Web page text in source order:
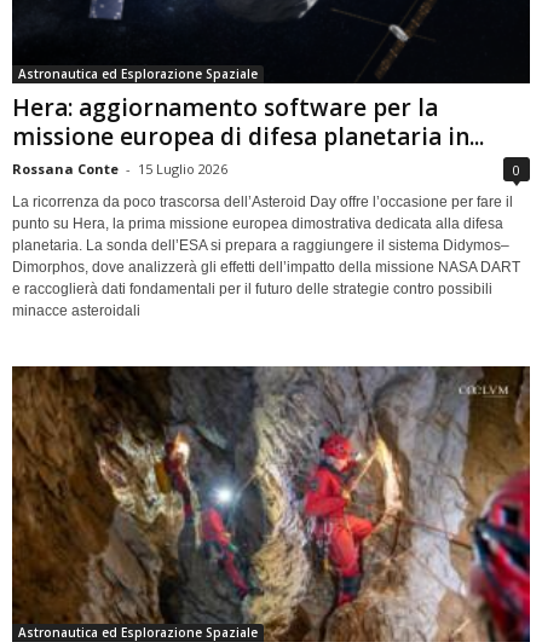
Astronautica ed Esplorazione Spaziale
Hera: aggiornamento software per la
missione europea di difesa planetaria in...
Rossana Conte - 15 Luglio 2026 0
La ricorrenza da poco trascorsa dell’Asteroid Day offre l’occasione per fare il
punto su Hera, la prima missione europea dimostrativa dedicata alla difesa
planetaria. La sonda dell’ESA si prepara a raggiungere il sistema Didymos–
Dimorphos, dove analizzerà gli effetti dell’impatto della missione NASA DART
e raccoglierà dati fondamentali per il futuro delle strategie contro possibili
minacce asteroidali
Astronautica ed Esplorazione Spaziale